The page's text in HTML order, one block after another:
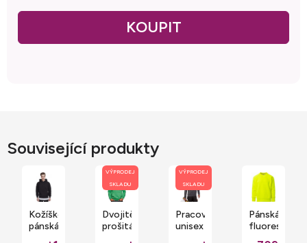
Související produkty
Kožíšková
pánská
VÝPRODEJ
SKLADU
Dvojitě
prošitá
VÝPRODEJ
SKLADU
Pracovní
unisex
Pánská